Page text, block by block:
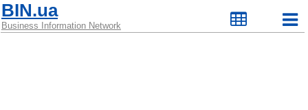
BIN.ua
Business Information Network